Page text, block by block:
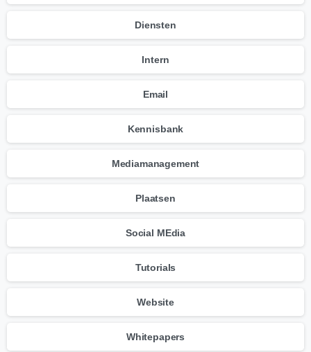
Diensten
Intern
Email
Kennisbank
Mediamanagement
Plaatsen
Social MEdia
Tutorials
Website
Whitepapers